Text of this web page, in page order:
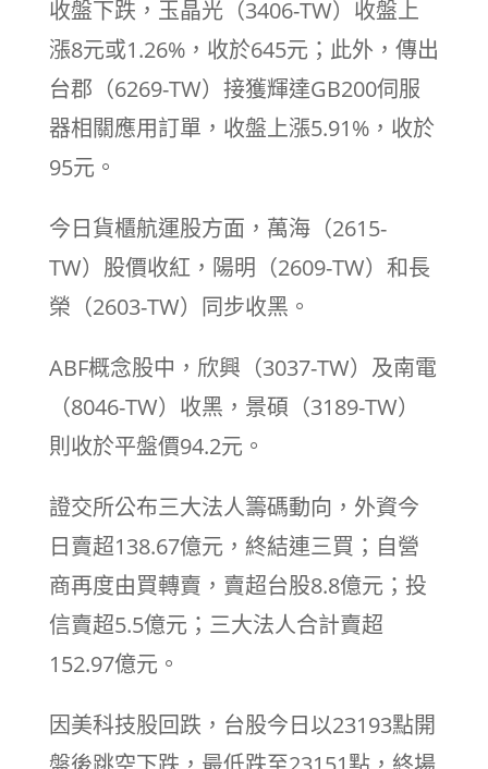
收盤下跌，玉晶光（3406-TW）收盤上
漲8元或1.26%，收於645元；此外，傳出
台郡（6269-TW）接獲輝達GB200伺服
器相關應用訂單，收盤上漲5.91%，收於
95元。
今日貨櫃航運股方面，萬海（2615-
TW）股價收紅，陽明（2609-TW）和長
榮（2603-TW）同步收黑。
ABF概念股中，欣興（3037-TW）及南電
（8046-TW）收黑，景碩（3189-TW）
則收於平盤價94.2元。
證交所公布三大法人籌碼動向，外資今
日賣超138.67億元，終結連三買；自營
商再度由買轉賣，賣超台股8.8億元；投
信賣超5.5億元；三大法人合計賣超
152.97億元。
因美科技股回跌，台股今日以23193點開